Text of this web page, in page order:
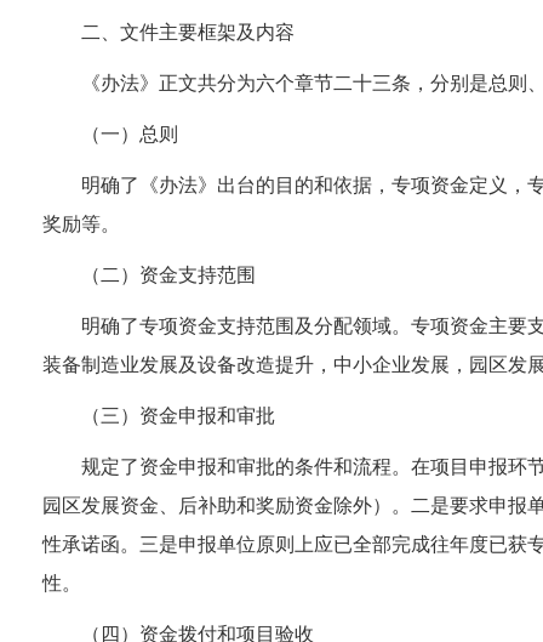
二 文件主要框架及 内容
《办法》正文共分为六个章节二十三条 ，分别是总则
（一）总则
明确了《办法》出台的目的和依据，专项资金定义，
奖励等。
（二） 资金支持范围
明确了专项资金支持范围及分配领域。专项资金主要
装备制造业发展及设备改造提升，中小企业发展，园区发
（三）资金申报和审批
规定了资金申报和审批的条件和流程。在项目申报环
园区发展资金
后补助和奖励资金除外） 。 二是要求申报
性承诺函。三是申报单位原则上应已全部完成往年度已获
性。
（四）资金拨付和项目验收